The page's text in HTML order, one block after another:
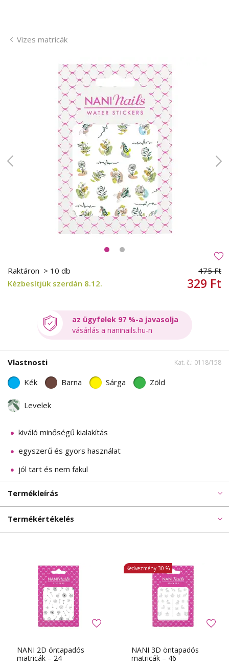
Vizes matricák
Raktáron > 10 db
Kézbesítjük szerdán 8.12.
475 Ft
329 Ft
az ügyfelek 97 %-a javasolja
vásárlás a naninails.hu-n
Vlastnosti Kat. č.: 0118/158
Kék Barna Sárga Zöld
Levelek
kiváló minőségű kialakítás
egyszerű és gyors használat
jól tart és nem fakul
Termékleírás
Termékértékelés
NANI 2D öntapadós
matricák – 24
NANI 3D öntapadós
matricák – 46
Kedvezmény 30 %